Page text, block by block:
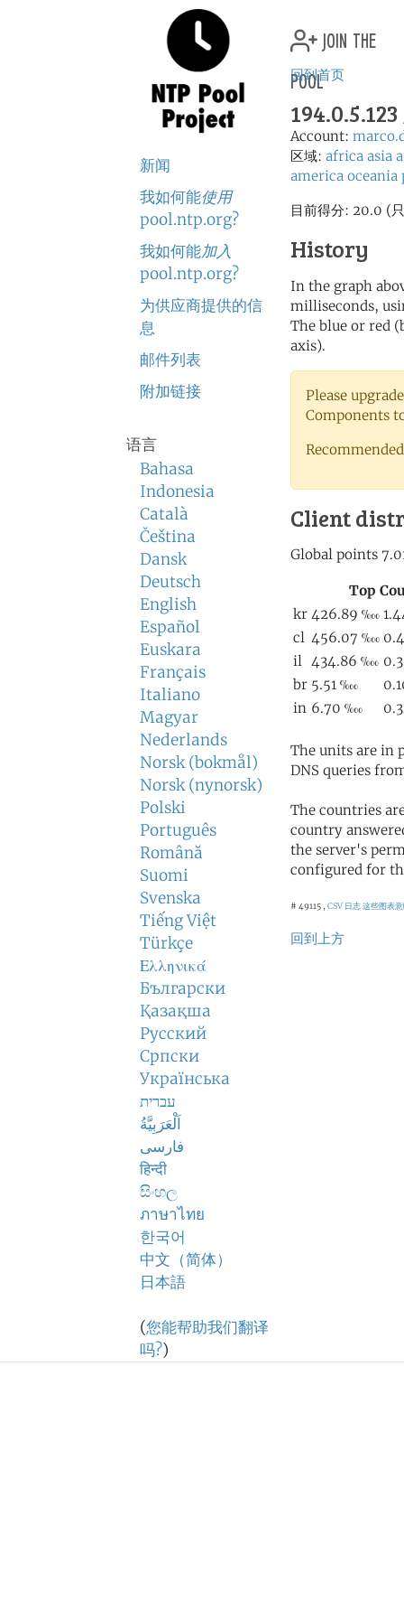
新闻
我如何能使用
pool.ntp.org?
我如何能加入
pool.ntp.org?
为供应商提供的信
息
邮件列表
附加链接
语言
Bahasa
Indonesia
Català
Čeština
Dansk
Deutsch
English
Español
Euskara
Français
Italiano
Magyar
Nederlands
Norsk (bokmål)
Norsk (nynorsk)
Polski
Português
Română
Suomi
Svenska
Tiếng Việt
Türkçe
Ελληνικά
Български
Қазақша
Русский
Српски
Українська
עברית
اَلْعَرَبِيَّةُ
فارسی
हिन्दी
සිංහල
ภาษาไทย
한국어
中文（简体）
日本語
(您能帮助我们翻译
吗?)
join the
pool
回到首页
Account:
区域: africa asia
america oceania
目前得分: 20.0 (
History
In the graph
milliseconds,
The blue or red
axis).
Please
Components
Client
The units are in
DNS queries
The countries
country
the server's
configured for
# 49115 , CSV 日志这些图表
回到上方